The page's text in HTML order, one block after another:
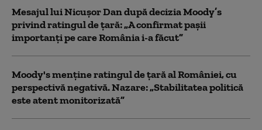
Mesajul lui Nicușor Dan după decizia Moody’s
privind ratingul de țară: „A confirmat pașii
importanți pe care România i-a făcut”
Moody's menține ratingul de țară al României, cu
perspectivă negativă. Nazare: „Stabilitatea politică
este atent monitorizată”